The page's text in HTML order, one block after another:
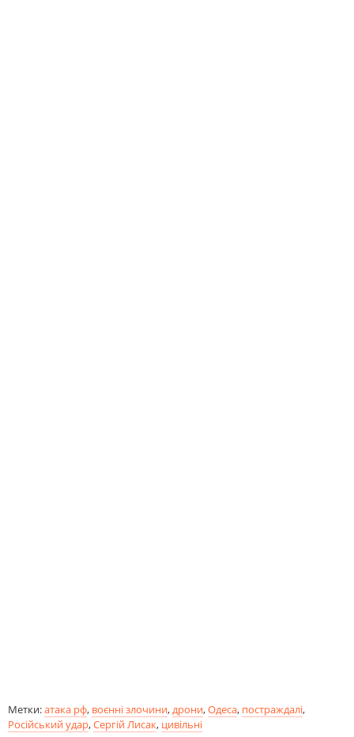
Метки:атака рф, воєнні злочини, дрони,Одеса, постраждалі,
Російський удар,Сергій Лисак, цивільні